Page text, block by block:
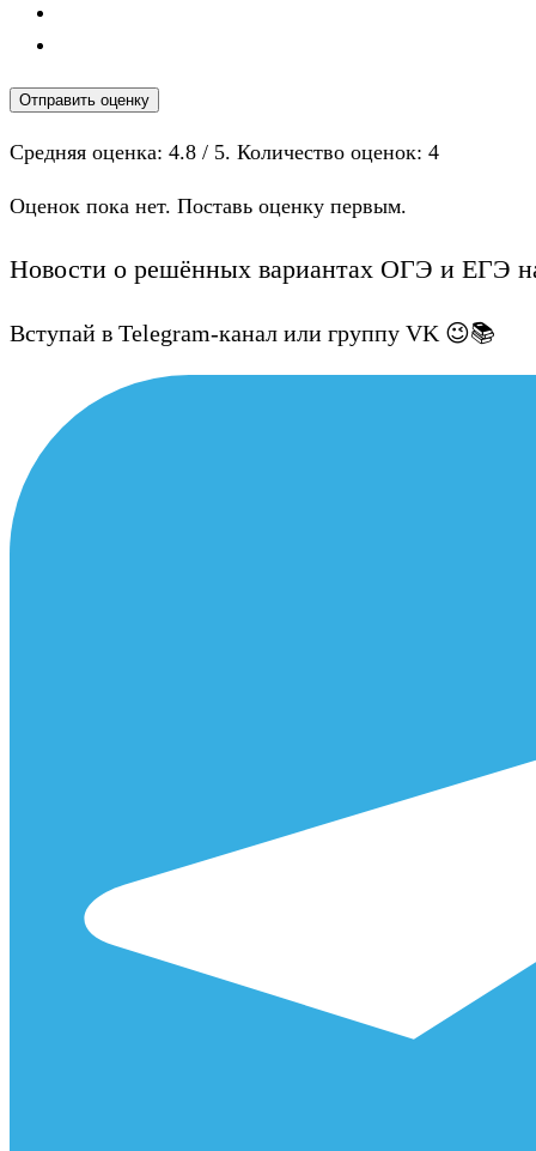
Отправить оценку
Средняя оценка: 4.8 / 5. Количество оценок: 4
Оценок пока нет. Поставь оценку первым.
Новости о решённых вариантах ОГЭ и ЕГЭ
Вступай в Telegram-канал или группу VK 😉📚